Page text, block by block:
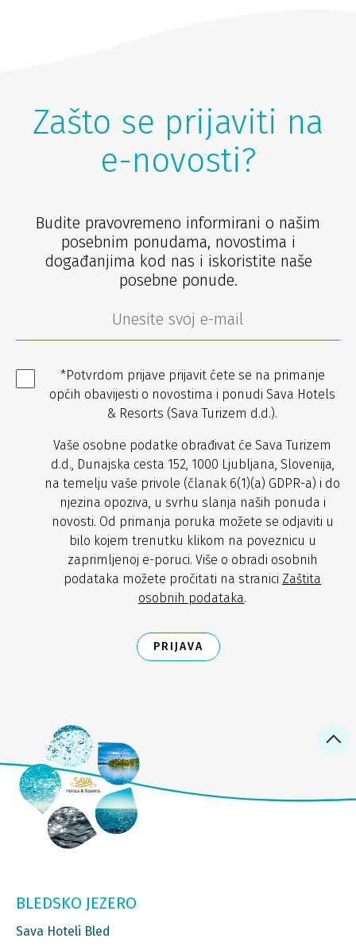
Zašto se prijaviti na
e-novosti?
Budite pravovremeno informirani o našim
posebnim ponudama, novostima i
događanjima kod nas i iskoristite naše
posebne ponude.
*Potvrdom prijave prijavit ćete se na primanje
općih obavijesti o novostima i ponudi Sava Hotels
& Resorts (Sava Turizem d.d.).
Vaše osobne podatke obrađivat će Sava Turizem
d.d., Dunajska cesta 152, 1000 Ljubljana, Slovenija,
na temelju vaše privole (članak 6(1)(a) GDPR-a) i do
njezina opoziva, u svrhu slanja naših ponuda i
novosti. Od primanja poruka možete se odjaviti u
bilo kojem trenutku klikom na poveznicu u
zaprimljenoj e-poruci. Više o obradi osobnih
podataka možete pročitati na stranici Zaštita
osobnih podataka.
PRIJAVA
BLEDSKO JEZERO
Sava Hoteli Bled